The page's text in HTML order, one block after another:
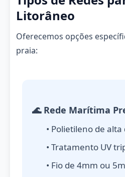
Litorâneo
Oferecemos opções
praia:
🌊 Rede Marítima
• Polietileno de
• Tratamento UV
• Fio de 4mm ou